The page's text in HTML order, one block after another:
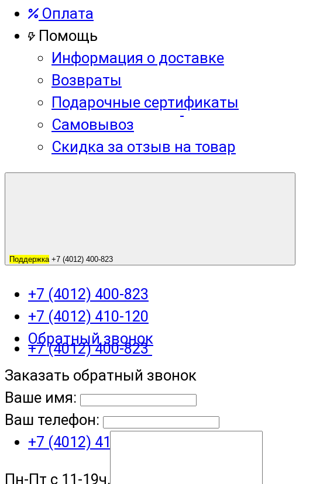
+7 (4012) 400-823
+7 (4012) 410-120
Пн-Пт с 11-19ч, Сб с 11-15ч
Оплата
Помощь
Информация о доставке
Возвраты
Подарочные сертификаты
Самовывоз
Скидка за отзыв на товар
Поддержка+7 (4012) 400-823
+7 (4012) 400-823
+7 (4012) 410-120
Обратный звонок
Заказать обратный звонок
Ваше имя:
Ваш телефон: